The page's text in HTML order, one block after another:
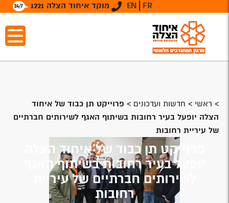
מוקד איחוד הצלה 1221 EN FR
> ראשי > חדשות ועדכונים > פרוייקט תן כבוד של איחוד
הצלה יופעל בעיר רחובות בשיתוף האגף לשירותים חברתיים
של עיריית רחובות
פרוייקט תן כבוד של איחוד הצלה
יופעל בעיר רחובות בשיתוף האגף
לשירותים חברתיים של עיריית
רחובות